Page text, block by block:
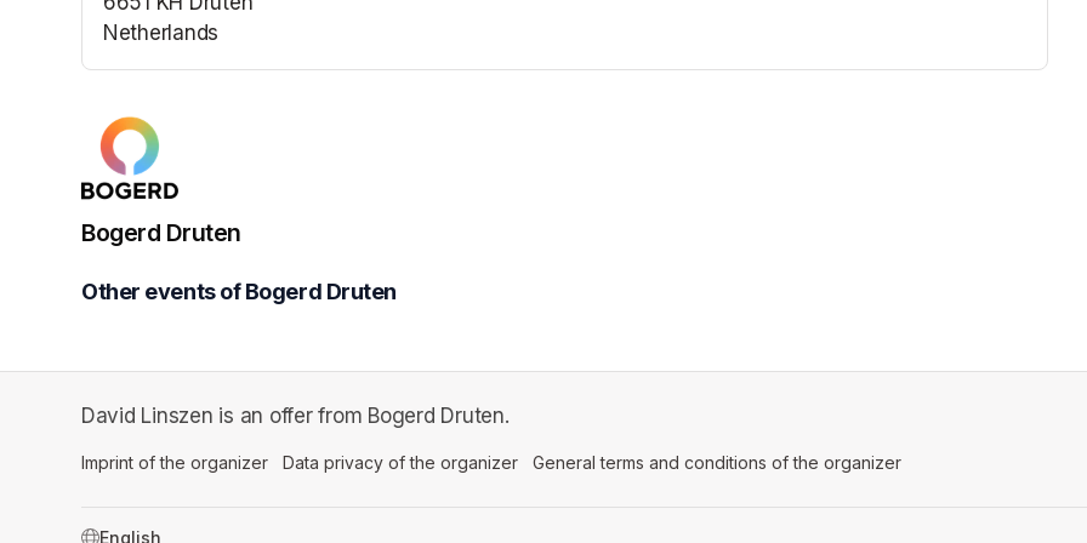
Netherlands
(opens in a new tab)
Bogerd Druten
Other events of Bogerd Druten
David Linszen is an offer from Bogerd Druten.
Imprint of the organizer (opens in a new tab)
Data privacy of the organizer (opens in a new tab)
General terms and conditions of the organizer